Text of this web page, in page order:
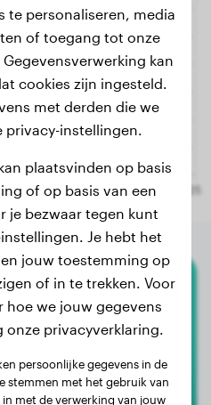
Retriever
te personaliseren, media
of toegang tot onze
kan
cookies zijn ingesteld.
met derden die we
instellingen.
plaatsvinden op basis
of op basis van een
je bezwaar tegen kunt
Je hebt het
jouw toestemming op
of in te trekken. Voor
we jouw gegevens
privacyverklaring.
persoonlijke gegevens in de
stemmen met het gebruik van
met de verwerking van jouw